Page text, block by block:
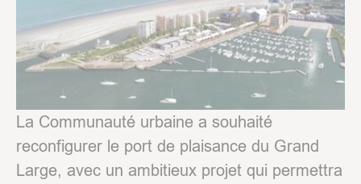
La Communauté urbaine a souhaité
reconfigurer le port de plaisance du Grand
Large, avec un ambitieux projet qui permettra